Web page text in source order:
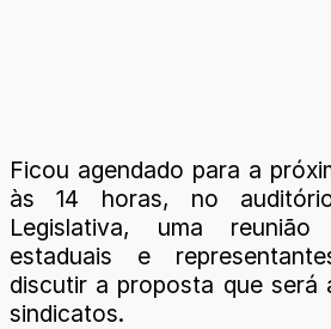
Ficou agendado para a
às 14 horas, no
Legislativa, uma
estaduais e
discutir a proposta que será
sindicatos.